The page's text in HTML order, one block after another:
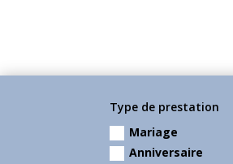
Type de prestation
Mariage
Anniversaire